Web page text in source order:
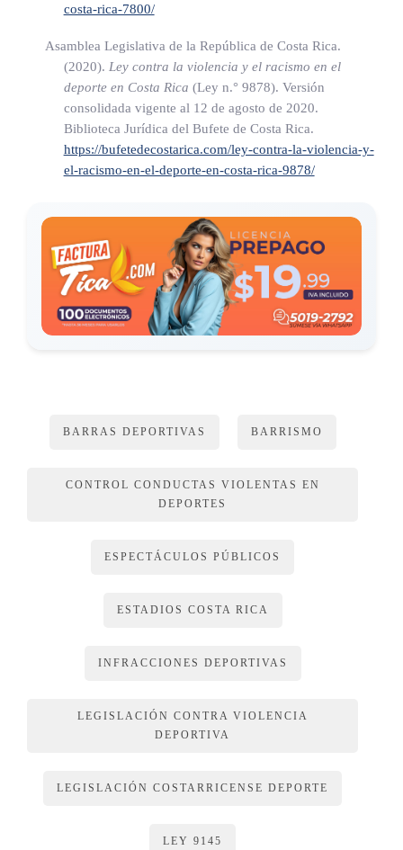
y asociaciones de representación nacional, avalado por el
perímetro de al menos cinco kilómetros del recinto deportivo
en el que se efectúe, para dar contenido al Sised.
ARTÍCULO 5
se confeccionará anualmente la estadística general de las
sanciones en eventos deportivos.
Por medio del Sised se realizará la presentación de dicho
informe, en coordinación con la Comisión Nacional de
EN EVENTOS DEPORTIVOS
Se crea la Comisión Nacional de Seguridad en Eventos
Seguridad Pública.
Serán funciones de la Comisión:
costa-rica-7800/
Asamblea Legislativa de la República de Costa Rica.
(2020). Ley contra la violencia y el racismo en el
deporte en Costa Rica (Ley n.° 9878). Versión
consolidada vigente al 12 de agosto de 2020.
Biblioteca Jurídica del Bufete de Costa Rica.
https://bufetedecostarica.com/ley-contra-la-violencia-y-
el-racismo-en-el-deporte-en-costa-rica-9878/
BARRAS DEPORTIVAS BARRISMO
CONTROL CONDUCTAS VIOLENTAS EN
DEPORTES
ESPECTÁCULOS PÚBLICOS
ESTADIOS COSTA RICA
INFRACCIONES DEPORTIVAS
LEGISLACIÓN CONTRA VIOLENCIA
DEPORTIVA
LEGISLACIÓN COSTARRICENSE DEPORTE
LEY 9145